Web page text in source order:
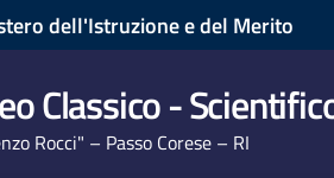
dell'Istruzione e del Merito
Classico -
Rocci" – Passo Corese – RI